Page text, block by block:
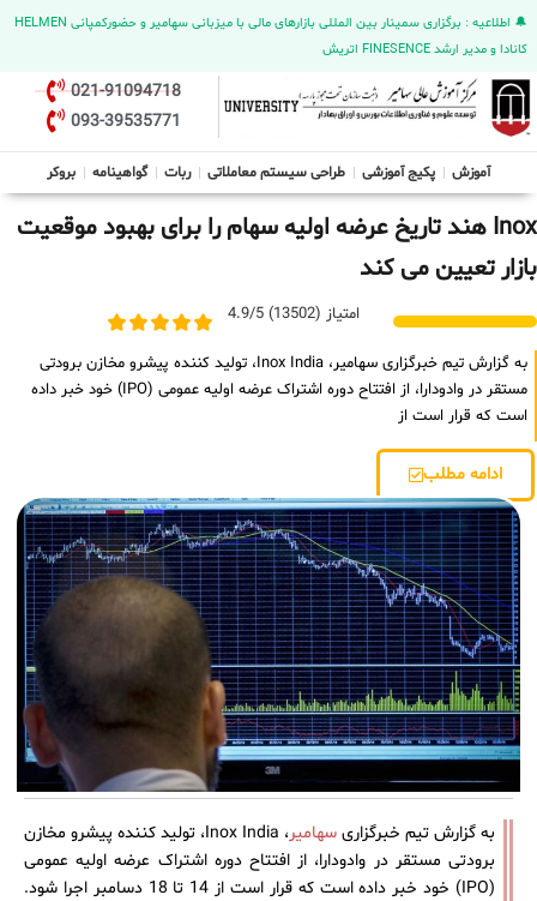
🔔 اطلاعیه : برگزاری سمینار بین المللی بازارهای مالی با میزبانی سهامیر و حضورکمپانی HELMEN
کانادا و مدیر ارشد FINESENCE اتریش
021-91094718
093-39535771
آموزش پکیج آموزشی طراحی سیستم معاملاتی ربات گواهینامه بروکر
Inox هند تاریخ عرضه اولیه سهام را برای بهبود موقعیت
بازار تعیین می کند
امتیاز (13502) 4.9/5
به گزارش تیم خبرگزاری سهامیر، Inox India، تولید کننده پیشرو مخازن برودتی
مستقر در وادودارا، از افتتاح دوره اشتراک عرضه اولیه عمومی (IPO) خود خبر داده
است که قرار است از
ادامه مطلب
به گزارش تیم خبرگزاری سهامیر
، Inox India، تولید کننده پیشرو مخازن
برودتی مستقر در وادودارا، از افتتاح دوره اشتراک عرضه اولیه عمومی
(IPO) خود خبر داده است که قرار است از 14 تا 18 دسامبر اجرا شود.